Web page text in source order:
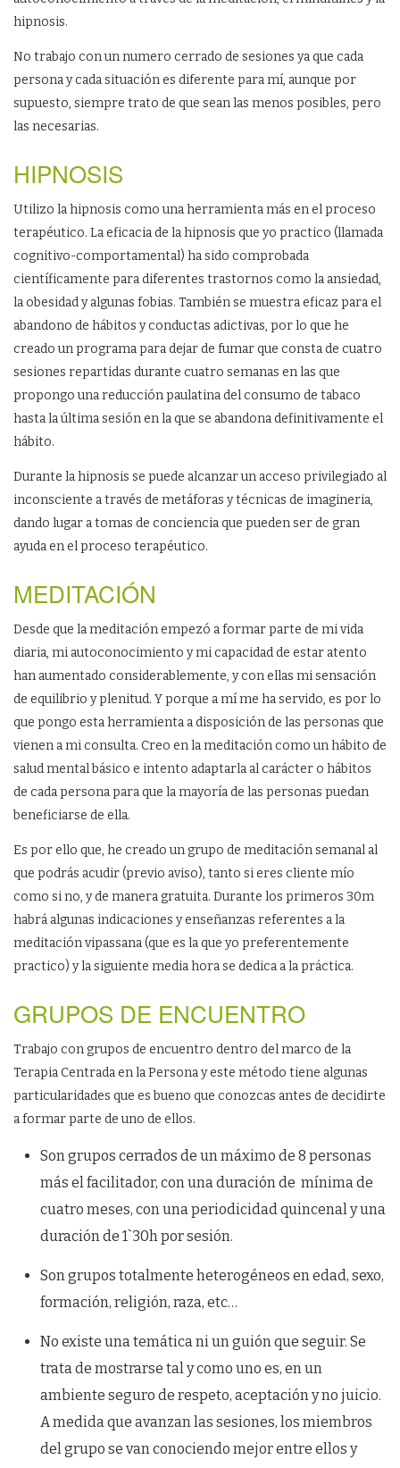
hipnosis.
No trabajo con un numero cerrado de sesiones ya que cada
persona y cada situación es diferente para mí, aunque por
supuesto, siempre trato de que sean las menos posibles, pero
las necesarias.
HIPNOSIS
Utilizo la hipnosis como una herramienta más en el proceso
terapéutico. La eficacia de la hipnosis que yo practico (llamada
cognitivo-comportamental) ha sido comprobada
científicamente para diferentes trastornos como la ansiedad,
la obesidad y algunas fobias. También se muestra eficaz para el
abandono de hábitos y conductas adictivas, por lo que he
creado un programa para dejar de fumar que consta de cuatro
sesiones repartidas durante cuatro semanas en las que
propongo una reducción paulatina del consumo de tabaco
hasta la última sesión en la que se abandona definitivamente el
hábito.
Durante la hipnosis se puede alcanzar un acceso privilegiado al
inconsciente a través de metáforas y técnicas de imagineria,
dando lugar a tomas de conciencia que pueden ser de gran
ayuda en el proceso terapéutico.
MEDITACIÓN
Desde que la meditación empezó a formar parte de mi vida
diaria, mi autoconocimiento y mi capacidad de estar atento
han aumentado considerablemente, y con ellas mi sensación
de equilibrio y plenitud. Y porque a mí me ha servido, es por lo
que pongo esta herramienta a disposición de las personas que
vienen a mi consulta. Creo en la meditación como un hábito de
salud mental básico e intento adaptarla al carácter o hábitos
de cada persona para que la mayoría de las personas puedan
beneficiarse de ella.
Es por ello que, he creado un grupo de meditación semanal al
que podrás acudir (previo aviso), tanto si eres cliente mío
como si no, y de manera gratuita. Durante los primeros 30m
habrá algunas indicaciones y enseñanzas referentes a la
meditación vipassana (que es la que yo preferentemente
practico) y la siguiente media hora se dedica a la práctica.
GRUPOS DE ENCUENTRO
Trabajo con grupos de encuentro dentro del marco de la
Terapia Centrada en la Persona y este método tiene algunas
particularidades que es bueno que conozcas antes de decidirte
a formar parte de uno de ellos.
Son grupos cerrados de un máximo de 8 personas
más el facilitador, con una duración de mínima de
cuatro meses, con una periodicidad quincenal y una
duración de 1`30h por sesión.
Son grupos totalmente heterogéneos en edad, sexo,
formación, religión, raza, etc…
No existe una temática ni un guión que seguir. Se
trata de mostrarse tal y como uno es, en un
ambiente seguro de respeto, aceptación y no juicio.
A medida que avanzan las sesiones, los miembros
del grupo se van conociendo mejor entre ellos y